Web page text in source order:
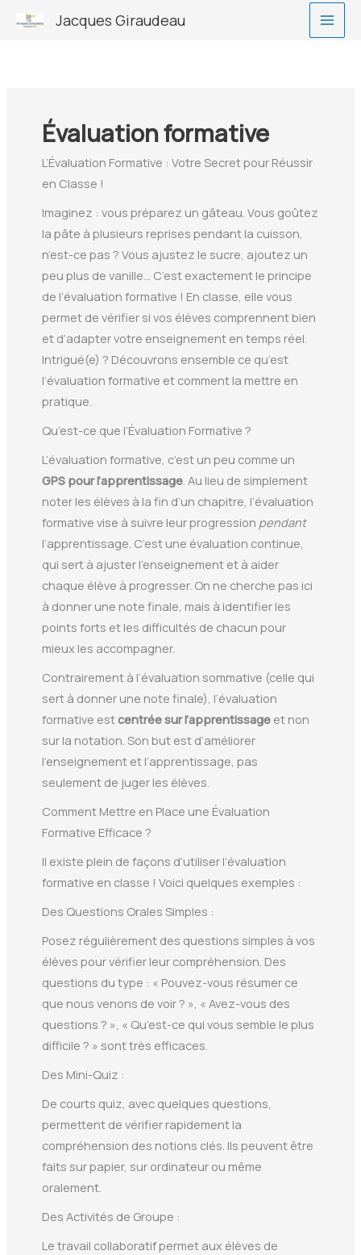
Jacques Giraudeau
Évaluation formative
L’Évaluation Formative : Votre Secret pour Réussir
en Classe !
Imaginez : vous préparez un gâteau. Vous goûtez
la pâte à plusieurs reprises pendant la cuisson,
n’est-ce pas ? Vous ajustez le sucre, ajoutez un
peu plus de vanille… C’est exactement le principe
de l’évaluation formative ! En classe, elle vous
permet de vérifier si vos élèves comprennent bien
et d’adapter votre enseignement en temps réel.
Intrigué(e) ? Découvrons ensemble ce qu’est
l’évaluation formative et comment la mettre en
pratique.
Qu’est-ce que l’Évaluation Formative ?
L’évaluation formative, c’est un peu comme un
GPS pour l’apprentissage. Au lieu de simplement
noter les élèves à la fin d’un chapitre, l’évaluation
formative vise à suivre leur progression pendant
l’apprentissage. C’est une évaluation continue,
qui sert à ajuster l’enseignement et à aider
chaque élève à progresser. On ne cherche pas ici
à donner une note finale, mais à identifier les
points forts et les difficultés de chacun pour
mieux les accompagner.
Contrairement à l’évaluation sommative (celle qui
sert à donner une note finale), l’évaluation
formative estcentrée sur l’apprentissageet non
sur la notation. Son but est d’améliorer
l’enseignement et l’apprentissage, pas
seulement de juger les élèves.
Comment Mettre en Place une Évaluation
Formative Efficace ?
Il existe plein de façons d’utiliser l’évaluation
formative en classe ! Voici quelques exemples :
Des Questions Orales Simples :
Posez régulièrement des questions simples à vos
élèves pour vérifier leur compréhension. Des
questions du type : « Pouvez-vous résumer ce
que nous venons de voir ? », « Avez-vous des
questions ? », « Qu’est-ce qui vous semble le plus
difficile ? » sont très efficaces.
Des Mini-Quiz :
De courts quiz, avec quelques questions,
permettent de vérifier rapidement la
compréhension des notions clés. Ils peuvent être
faits sur papier, sur ordinateur ou même
oralement.
Des Activités de Groupe :
Le travail collaboratif permet aux élèves de